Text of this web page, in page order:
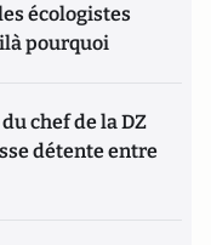
écologistes
pourquoi
chef de la DZ
détente entre